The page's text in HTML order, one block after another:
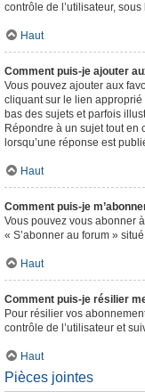
contrôle de l’utilisateur,
Haut
Comment puis-je ajouter
Vous pouvez ajouter aux
cliquant sur le lien
bas des sujets et parfois
Répondre à un sujet tout en
lorsqu’une réponse est
Haut
Comment puis-je
Vous pouvez vous abonner
« S’abonner au forum »
Haut
Comment puis-je résilier
Pour résilier vos
contrôle de l’utilisateur et
Haut
Pièces jointes